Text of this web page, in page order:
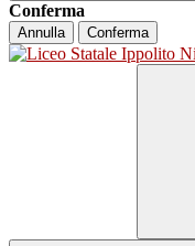
Conferma
Annulla Conferma